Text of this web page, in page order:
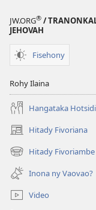
JW.ORG® /
JEHOVAH
Fisehony
Rohy Ilaina
Hangataka
Hitady Fivoriana
(manokatra
rohy) Hitady Fivoriambe
(manokatra
rohy) Inona ny Vaovao?
Video